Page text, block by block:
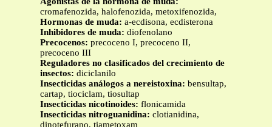
cromafenozida, halofenozida, metoxifenozida,
Hormonas de muda: a-ecdisona, ecdisterona
Inhibidores de muda: diofenolano
Precocenos: precoceno I, precoceno II,
precoceno III
Reguladores no clasificados del crecimiento de
insectos: diciclanilo
Insecticidas análogos a nereistoxina: bensultap,
cartap, tiociclam, tiosultap
Insecticidas nicotinoides: flonicamida
Insecticidas nitroguanidina: clotianidina,
dinotefurano, tiametoxam